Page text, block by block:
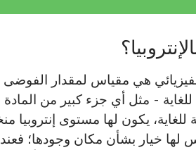
هي مقياس لمقدار الفوضى
- مثل أي جزء كبير من المادة
يكون لها مستوى إنتروبيا
لها خيار بشأن مكان وجودها؛